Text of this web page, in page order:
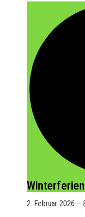
Winterferien
2. Februar 2026 –